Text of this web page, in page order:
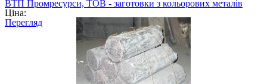
ВТП Промресурси, ТОВ - заготовки з кольорових металів
Ціна:
Перегляд